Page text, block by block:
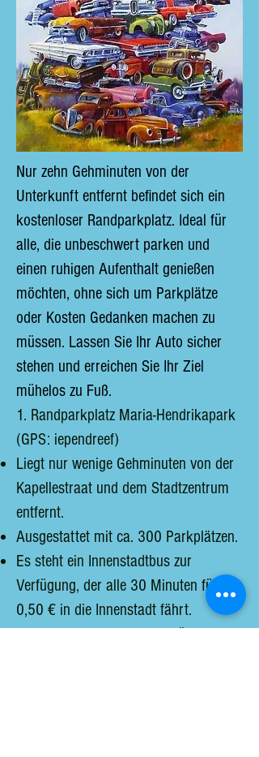
Nur zehn Gehminuten von der
Unterkunft entfernt befindet sich ein
kostenloser Randparkplatz. Ideal für
alle, die unbeschwert parken und
einen ruhigen Aufenthalt genießen
möchten, ohne sich um Parkplätze
oder Kosten Gedanken machen zu
müssen. Lassen Sie Ihr Auto sicher
stehen und erreichen Sie Ihr Ziel
mühelos zu Fuß.
1. Randparkplatz Maria-Hendrikapark
(GPS: iependreef)
Liegt nur wenige Gehminuten von der
Kapellestraat und dem Stadtzentrum
entfernt.
Ausgestattet mit ca. 300 Parkplätzen.
Es steht ein Innenstadtbus zur
Verfügung, der alle 30 Minuten für nur
0,50 € in die Innenstadt fährt.
Besucher können sich hier für einen